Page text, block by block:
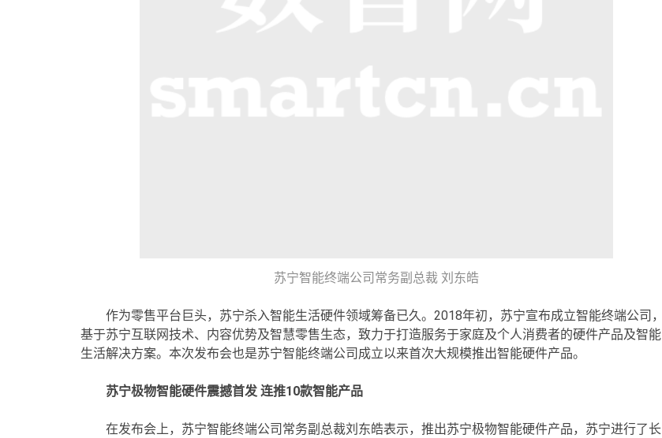
苏宁智能终端公司常务副总裁 刘东皓
作为零售平台巨头，苏宁杀入智能生活硬件领域筹备已久。2018年初，苏宁宣布成立智能终端公司，
基于苏宁互联网技术、内容优势及智慧零售生态，致力于打造服务于家庭及个人消费者的硬件产品及智能
生活解决方案。本次发布会也是苏宁智能终端公司成立以来首次大规模推出智能硬件产品。
苏宁极物智能硬件震撼首发 连推10款智能产品
在发布会上，苏宁智能终端公司常务副总裁刘东皓表示，推出苏宁极物智能硬件产品，苏宁进行了长